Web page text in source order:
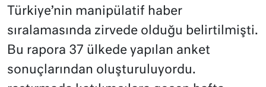
Türkiye’nin manipülatif haber
sıralamasında zirvede olduğu belirtilmişti.
Bu rapora 37 ülkede yapılan anket
sonuçlarından oluşturuluyordu.